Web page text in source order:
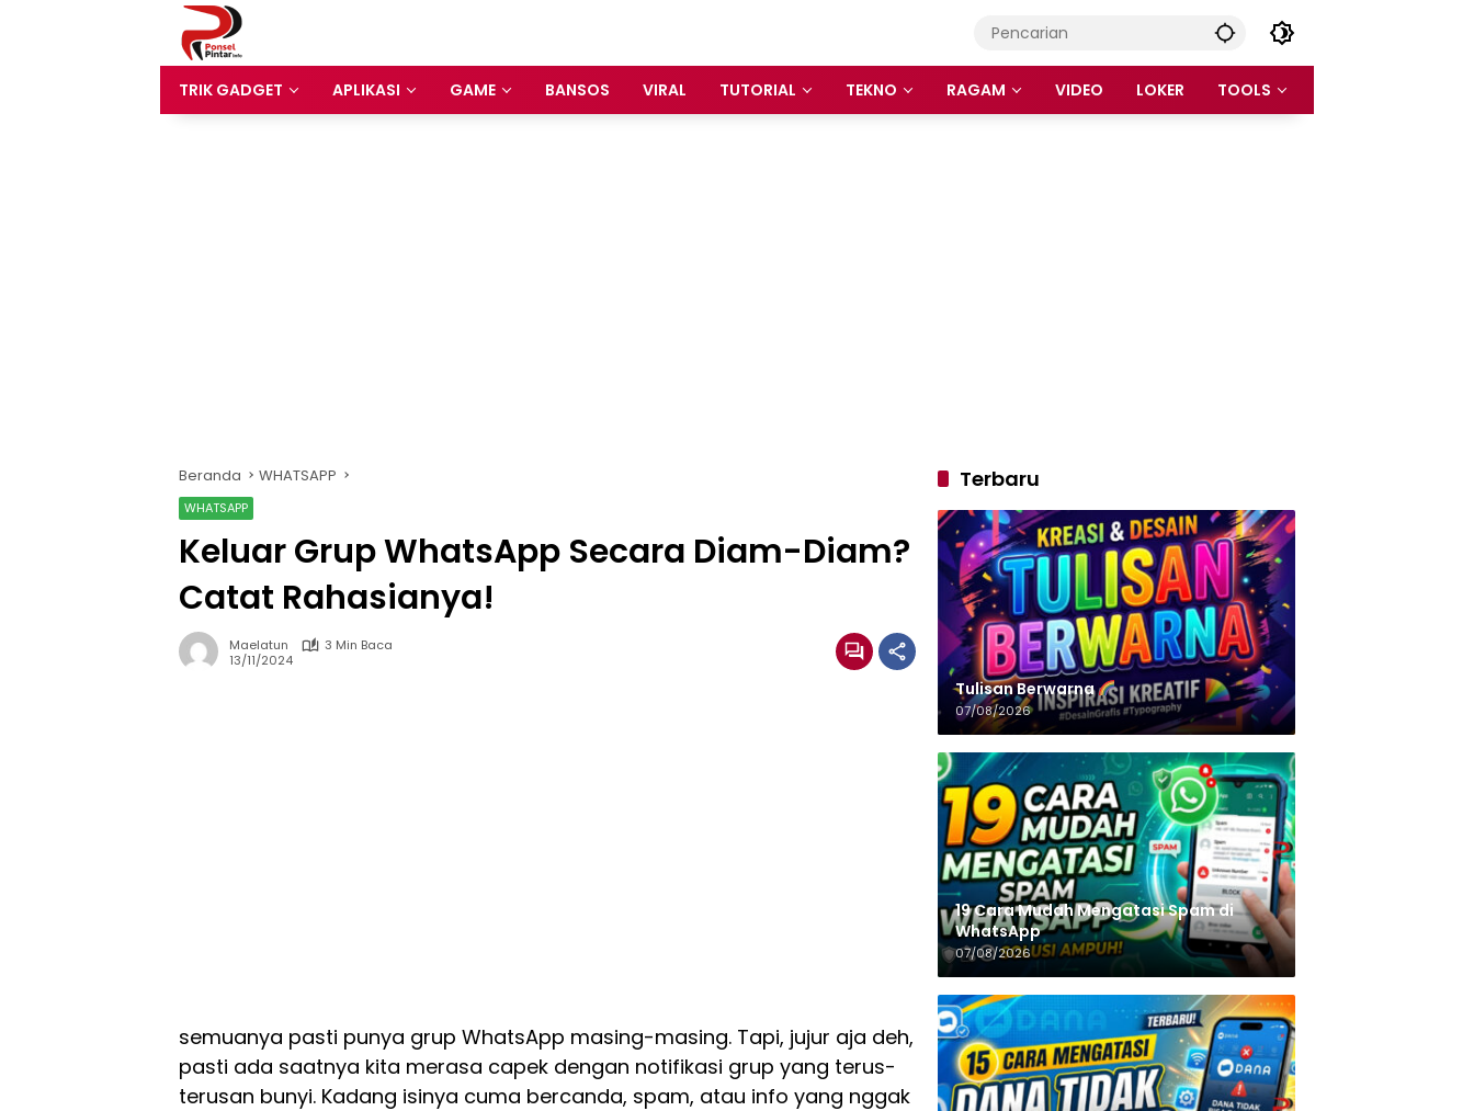
TRIK GADGET
APLIKASI GAME BANSOS VIRAL TUTORIAL TEKNO RAGAM VIDEO LOKER TOOLS
Beranda WHATSAPP
WHATSAPP
Keluar Grup WhatsApp Secara Diam-Diam?
Catat Rahasianya!
Maelatun
3 Min Baca
13/11/2024
semuanya pasti punya grup WhatsApp masing-masing. Tapi, jujur aja deh,
pasti ada saatnya kita merasa capek dengan notifikasi grup yang terus-
terusan bunyi. Kadang isinya cuma bercanda, spam, atau info yang nggak
Terbaru
Tulisan‌‌‌‌‌‌‌‌‌‌‌‌‌‌‌‌ Berwarna
07/08/2026
19 Cara Mudah Mengatasi Spam di
WhatsApp
07/08/2026